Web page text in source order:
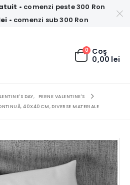
• comenzi peste 300 Ron
• comenzi sub 300 Ron
0 Coş
0,00 lei
DAY,
PERNE VALENTINE'S
40X40CM, DIVERSE MATERIALE